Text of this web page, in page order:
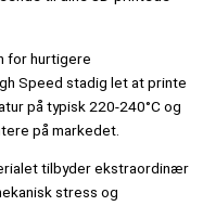
for hurtigere
Speed stadig let at printe
på typisk 220-240°C og
på markedet.
tilbyder ekstraordinær
stress og